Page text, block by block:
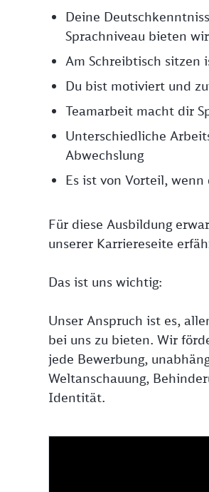
Deine
Sprachniveau bieten
Am Schreibtisch
Du bist motiviert und
Teamarbeit macht dir
Unterschiedliche
Abwechslung
Es ist von Vorteil,
Für diese Ausbildung
unserer Karriereseite
Das ist uns wichtig:
Unser Anspruch ist es,
bei uns zu bieten. Wir
jede Bewerbung,
Weltanschauung,
Identität.